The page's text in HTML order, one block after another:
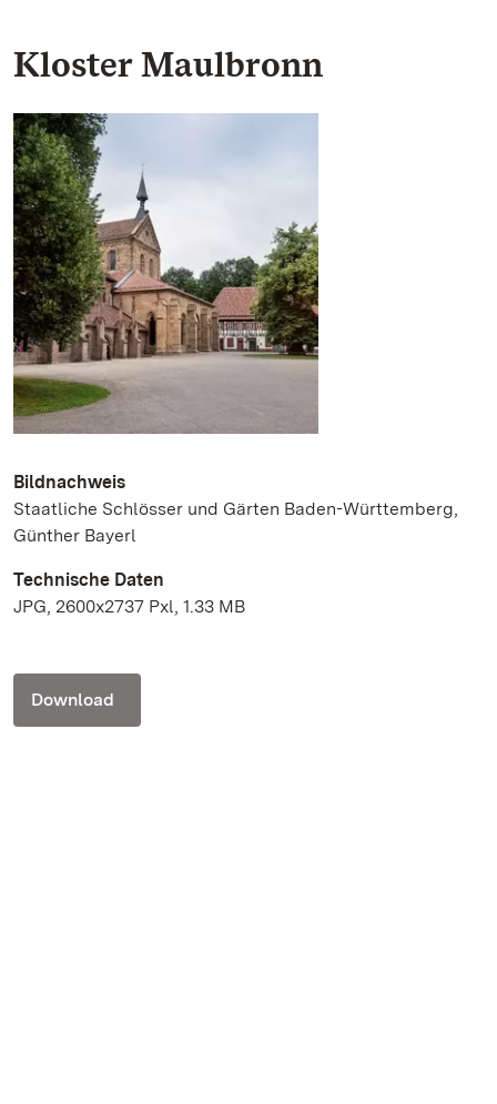
Kloster Maulbronn
Bildnachweis
Staatliche Schlösser und Gärten Baden-Württemberg,
Günther Bayerl
Technische Daten
JPG, 2600x2737 Pxl, 1.33 MB
Download